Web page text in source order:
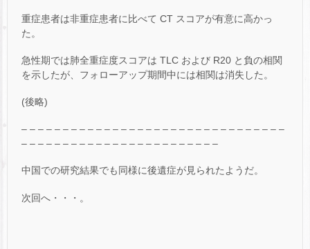
重症患者は非重症患者に比べて CT スコアが有意に高かっ
た。
急性期では肺全重症度スコアは TLC および R20 と負の相関
を示したが、フォローアップ期間中には相関は消失した。
(後略)
– – – – – – – – – – – – – – – – – – – – – – – – – – – – – – – –
– – – – – – – – – – – – – – – – – – – – – – – –
中国での研究結果でも同様に後遺症が見られたようだ。
次回へ・・・。